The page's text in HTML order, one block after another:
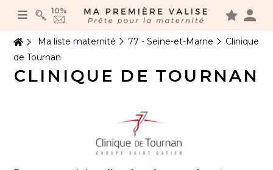
10%
Ma liste maternité 77 - Seine-et-Marne
Clinique
de Tournan
CLINIQUE DE TOURNAN
Panneau de gestion des cookies